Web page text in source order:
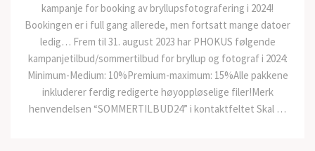
kampanje for booking av bryllupsfotografering i 2024!
Bookingen er i full gang allerede, men fortsatt mange datoer
ledig… Frem til 31. august 2023 har PHOKUS følgende
kampanjetilbud/sommertilbud for bryllup og fotograf i 2024:
Minimum-Medium: 10%Premium-maximum: 15%Alle pakkene
inkluderer ferdig redigerte høyoppløselige filer!Merk
henvendelsen “SOMMERTILBUD24” i kontaktfeltet Skal …